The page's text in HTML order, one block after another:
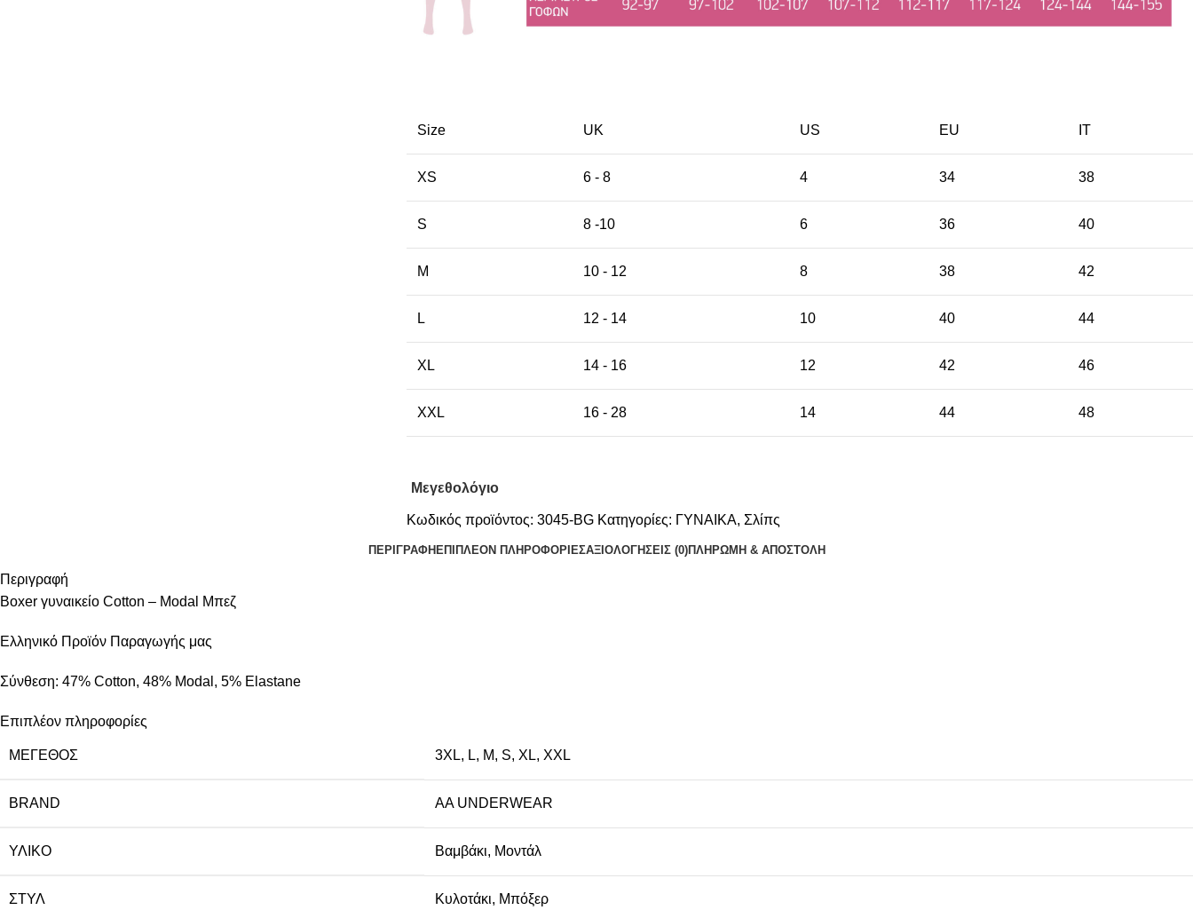
Size UK US EU ΙΤ
XS 6 - 8 4 34 38
S 8 -10 6 36 40
M 10 - 12 8 38 42
L 12 - 14 10 40 44
XL 14 - 16 12 42 46
XXL 16 - 28 14 44 48
Μεγεθολόγιο
Κωδικός προϊόντος: 3045-BG Κατηγορίες: ΓΥΝΑΙΚΑ, Σλίπς
ΠΕΡΙΓΡΑΦΉ ΕΠΙΠΛΈΟΝ ΠΛΗΡΟΦΟΡΊΕΣΑΞΙΟΛΟΓΉΣΕΙΣ (0)ΠΛΗΡΩΜΗ & ΑΠΟΣΤΟΛΗ
Περιγραφή
Boxer γυναικείο Cotton – Modal Μπεζ
Ελληνικό Προϊόν Παραγωγής μας
Σύνθεση: 47% Cotton, 48% Modal, 5% Elastane
Επιπλέον πληροφορίες
ΜΈΓΕΘΟΣ 3XL, L, M, S, XL, XXL
BRAND AA UNDERWEAR
ΥΛΙΚΌ Βαμβάκι, Μοντάλ
ΣΤΥΛ Κυλοτάκι, Μπόξερ